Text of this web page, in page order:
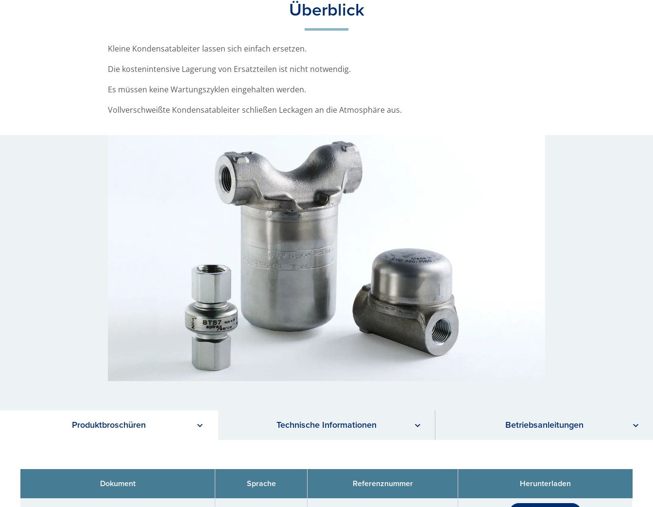
Überblick
Kleine Kondensatableiter lassen sich einfach ersetzen.
Die kostenintensive Lagerung von Ersatzteilen ist nicht notwendig.
Es müssen keine Wartungszyklen eingehalten werden.
Vollverschweißte Kondensatableiter schließen Leckagen an die Atmosphäre aus.
Produktbroschüren Technische Informationen Betriebsanleitungen
Dokument Sprache Referenznummer Herunterladen